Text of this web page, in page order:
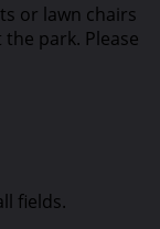
or lawn chairs
park. Please
fields.